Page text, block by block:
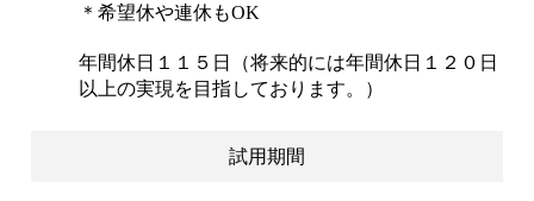
＊希望休や連休もOK
年間休日１１５日（将来的には年間休日１２０日
以上の実現を目指しております。）
試用期間